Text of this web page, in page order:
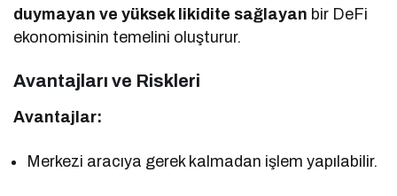
duymayan ve yüksek likidite sağlayan bir DeFi
ekonomisinin temelini oluşturur.
Avantajları ve Riskleri
Avantajlar:
Merkezi aracıya gerek kalmadan işlem yapılabilir.